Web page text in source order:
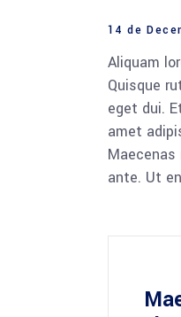
14 de
Aliquam
Quisque
eget dui.
amet
ante. Ut